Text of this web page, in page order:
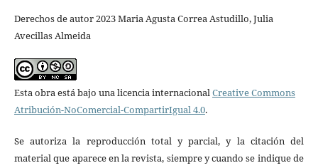
Derechos de autor 2023 Maria Agusta Correa Astudillo, Julia
Avecillas Almeida
Esta obra está bajo una licencia internacionalCreative Commons
Atribución-NoComercial-CompartirIgual 4.0.
Se autoriza la reproducción total y parcial, y la citación del
material que aparece en la revista, siempre y cuando se indique de